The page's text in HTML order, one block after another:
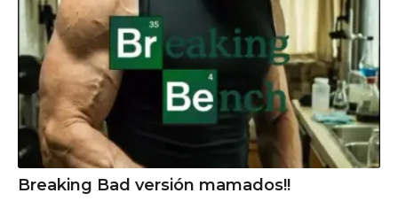
Breaking Bad versión mamados!!